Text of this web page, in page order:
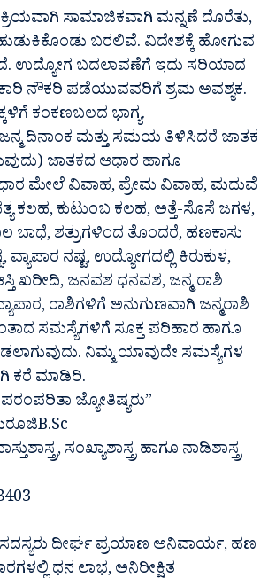
ಸಾಮಾಜಿಕವಾಗಿ ಮನ್ನಣೆ ದೊರೆತು,
ಬರಲಿವೆ. ವಿದೇಶಕ್ಕೆ ಹೋಗುವ
ಉದ್ಯೋಗ ಬದಲಾವಣೆಗೆ ಇದು ಸರಿಯಾದ
ನೌಕರಿ ಪಡೆಯುವವರಿಗೆ ಶ್ರಮ ಅವಶ್ಯಕ.
ಕಂಕಣಬಲದ ಭಾಗ್ಯ.
ದಿನಾಂಕ ಮತ್ತು ಸಮಯ ತಿಳಿಸಿದರೆ ಜಾತಕ
ಜಾತಕದ ಆಧಾರ ಹಾಗೂ
ಮೇಲೆ ವಿವಾಹ, ಪ್ರೇಮ ವಿವಾಹ, ಮದುವೆ
ಕಲಹ, ಕುಟುಂಬ ಕಲಹ, ಅತ್ತೆ-ಸೊಸೆ ಜಗಳ,
ಬಾಧೆ, ಶತ್ರುಗಳಿಂದ ತೊಂದರೆ, ಹಣಕಾಸು
ವ್ಯಾಪಾರ ನಷ್ಟ, ಉದ್ಯೋಗದಲ್ಲಿ ಕಿರುಕುಳ,
ಖರೀದಿ, ಜನವಶ ಧನವಶ, ಜನ್ಮ ರಾಶಿ
ರಾಶಿಗಳಿಗೆ ಅನುಗುಣವಾಗಿ ಜನ್ಮರಾಶಿ
ಸಮಸ್ಯೆಗಳಿಗೆ ಸೂಕ್ತ ಪರಿಹಾರ ಹಾಗೂ
ನಿಮ್ಮ ಯಾವುದೇ ಸಮಸ್ಯೆಗಳ
ಕರೆ ಮಾಡಿರಿ.
ಜ್ಯೋತಿಷ್ಯರು”
ಸಂಖ್ಯಾಶಾಸ್ತ್ರ ಹಾಗೂ ನಾಡಿಶಾಸ್ತ್ರ
ದೀರ್ಘ ಪ್ರಯಾಣ ಅನಿವಾರ್ಯ, ಹಣ
ಧನ ಲಾಭ, ಅನಿರೀಕ್ಷಿತ